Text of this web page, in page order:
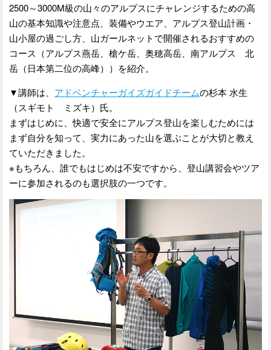
2500～3000M級の山々のアルプスにチャレンジするための高
山の基本知識や注意点、装備やウエア、アルプス登山計画・
山小屋の過ごし方、山ガールネットで開催されるおすすめの
コース（アルプス燕岳、槍ケ岳、奥穂高岳、南アルプス 北
岳（日本第二位の高峰））を紹介。
▼講師は、 アドベンチャーガイズガイドチームの杉本 水生
（スギモト ミズキ）氏。
まずはじめに、快適で安全にアルプス登山を楽しむためには
まず自分を知って、実力にあった山を選ぶことが大切と教え
ていただきました。
※もちろん、誰でもはじめは不安ですから、登山講習会やツア
ーに参加されるのも選択肢の一つです。